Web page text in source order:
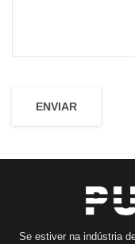
Se estiver na indústria